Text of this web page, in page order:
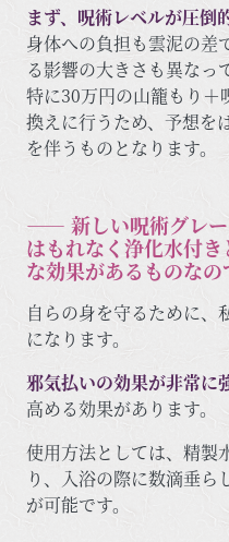
まず、呪術レベルが圧倒
身体への負担も雲泥の差
る影響の大きさも異なっ
特に30万円の山籠もり＋
換えに行うため、予想を
を伴うものとなります。
―― 新しい呪術グレー
はもれなく浄化水付
な効果があるものなの
自らの身を守るために、
になります。
邪気払いの効果が非常に
高める効果があります。
使用方法としては、精製
り、入浴の際に数滴垂ら
が可能です。